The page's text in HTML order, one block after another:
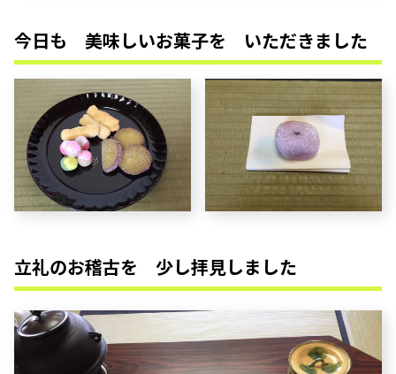
今日も 美味しいお菓子を いただきました
立礼のお稽古を 少し拝見しました